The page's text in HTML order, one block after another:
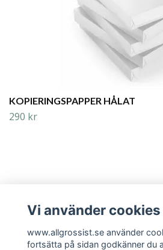
KOPIERINGSPAPPER HÅLAT
290 kr
Läs mer
Vi använder cookies
www.allgrossist.se använder
fortsätta på sidan godkänner du